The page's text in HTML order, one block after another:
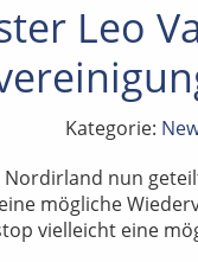
Leo
Kategorie:
Nordirland nun
mögliche
vielleicht eine